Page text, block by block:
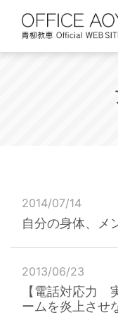
content
2014/07/14
自分の身体、メ
2013/06/23
【電話対応力
ームを炎上させ